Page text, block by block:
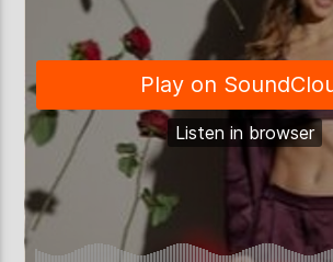
ZU HÖREN INMünster 90,9 MHz Steinfurt